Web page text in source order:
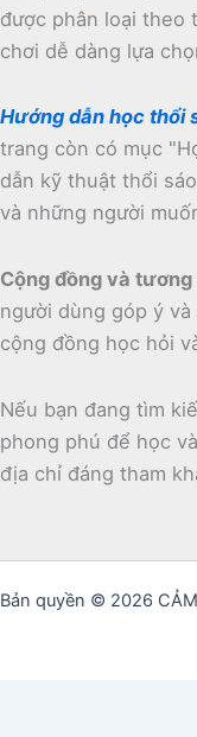
được phân loại theo
chơi dễ dàng lựa
Hướng dẫn học thổi
trang còn có mục
dẫn kỹ thuật thổi
và những người
Cộng đồng và tương
người dùng góp ý
cộng đồng học hỏi
Nếu bạn đang tìm
phong phú để học
địa chỉ đáng tham
Bản quyền © 2026